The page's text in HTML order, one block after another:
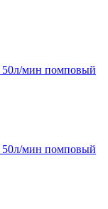
50л/мин помповый
50л/мин помповый